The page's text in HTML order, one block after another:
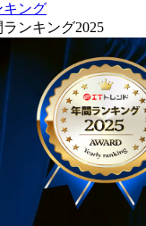
キング
ンキング2025